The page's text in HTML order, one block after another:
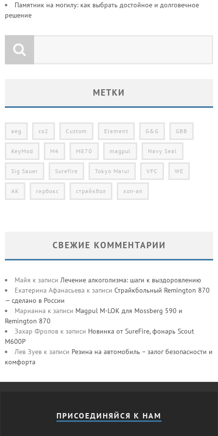
Памятник на могилу: как выбрать достойное и долговечное
решение
МЕТКИ
aeg co2 Custom Element G&G GBB
KeyMod M4 M870 magpul Navy Seal
Sig Sauer Surefire Tokyo Marui VFC WE
АК гирбокс страйкбол хоп-ап
СВЕЖИЕ КОММЕНТАРИИ
Майя к записи Лечение алкоголизма: шаги к выздоровлению
Екатерина Афанасьева к записи Страйкбольный Remington 870
— сделано в России
Марианна к записи Magpul M-LOK для Mossberg 590 и
Remington 870
Захар Фролов к записи Новинка от SureFire, фонарь Scout
M600P
Лев Зуев к записи Резина на автомобиль – залог безопасности и
комфорта
ПРИСОЕДИНЯЙСЯ К НАМ